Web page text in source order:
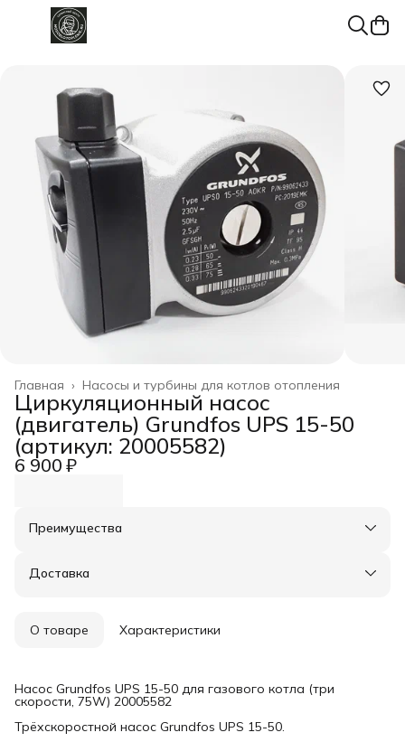
Насосы и турбины для котлов отопления
Главная ›
Циркуляционный насос
(двигатель) Grundfos UPS 15-50
(артикул: 20005582)
6 900 ₽
Преимущества
Оплата частями в Сплит
Удобный возврат
Доставка
О товаре Характеристики
Насос Grundfos UPS 15-50 для газового котла (три
скорости, 75W) 20005582
Трёхскоростной насос Grundfos UPS 15-50.